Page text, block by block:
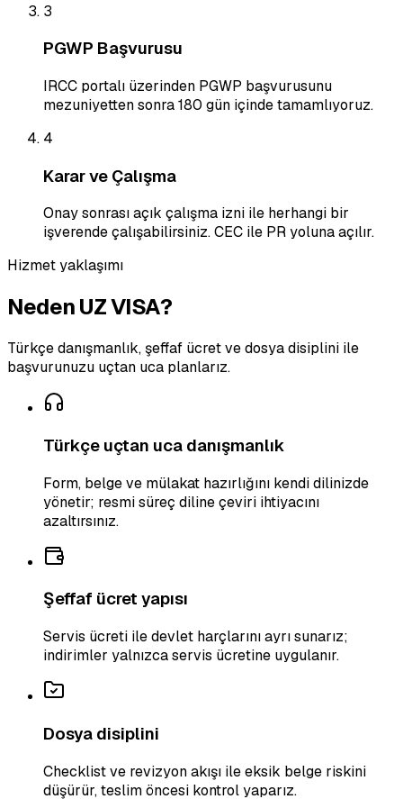
3
PGWP Başvurusu
IRCC portalı üzerinden PGWP başvurusunu
mezuniyetten sonra 180 gün içinde tamamlıyoruz.
4
Karar ve Çalışma
Onay sonrası açık çalışma izni ile herhangi bir
işverende çalışabilirsiniz. CEC ile PR yoluna açılır.
Hizmet yaklaşımı
Neden UZ VISA?
Türkçe danışmanlık, şeffaf ücret ve dosya disiplini ile
başvurunuzu uçtan uca planlarız.
Türkçe uçtan uca danışmanlık
Form, belge ve mülakat hazırlığını kendi dilinizde
yönetir; resmi süreç diline çeviri ihtiyacını
azaltırsınız.
Şeffaf ücret yapısı
Servis ücreti ile devlet harçlarını ayrı sunarız;
indirimler yalnızca servis ücretine uygulanır.
Dosya disiplini
Checklist ve revizyon akışı ile eksik belge riskini
düşürür, teslim öncesi kontrol yaparız.